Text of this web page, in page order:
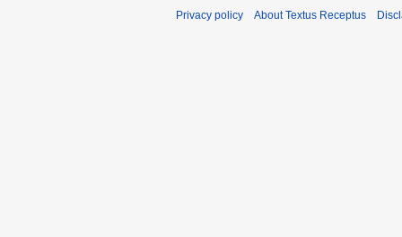
Privacy policy About Textus Receptus